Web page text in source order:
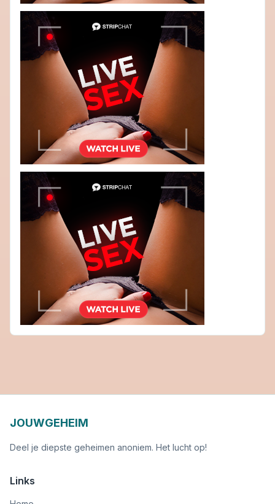
JOUWGEHEIM
Deel je diepste geheimen anoniem. Het lucht op!
Links